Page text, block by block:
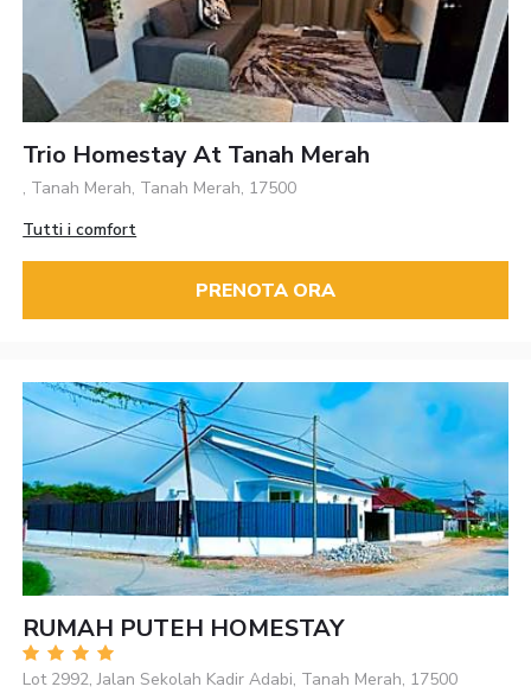
Trio Homestay At Tanah Merah
, Tanah Merah, Tanah Merah, 17500
Tutti i comfort
PRENOTA ORA
RUMAH PUTEH HOMESTAY
Lot 2992, Jalan Sekolah Kadir Adabi, Tanah Merah, 17500